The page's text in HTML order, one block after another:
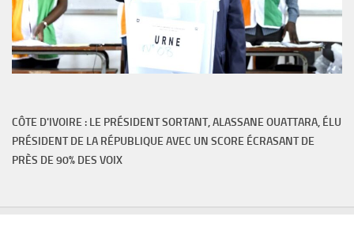
CÔTE D'IVOIRE : LE PRÉSIDENT SORTANT, ALASSANE OUATTARA, ÉLU
PRÉSIDENT DE LA RÉPUBLIQUE AVEC UN SCORE ÉCRASANT DE
PRÈS DE 90% DES VOIX